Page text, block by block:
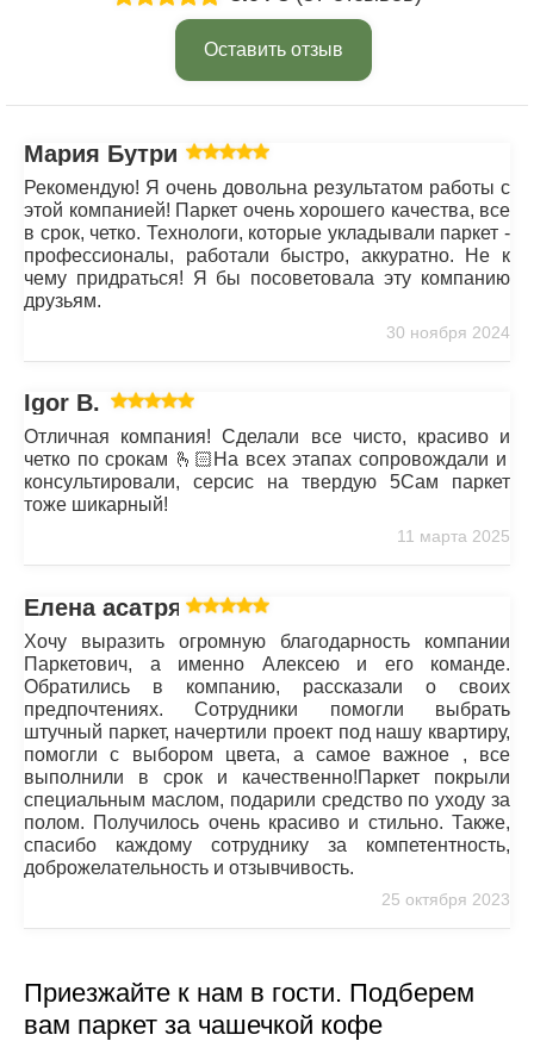
Оставить отзыв
Мария Бутрим
Рекомендую! Я очень довольна результатом работы с
этой компанией! Паркет очень хорошего качества, все
в срок, четко. Технологи, которые укладывали паркет -
профессионалы, работали быстро, аккуратно. Не к
чему придраться! Я бы посоветовала эту компанию
друзьям.
30 ноября 2024
Igor B.
Отличная компания! Сделали все чисто, красиво и
четко по срокам 🫰🏻На всех этапах сопровождали и
консультировали, серсис на твердую 5Сам паркет
тоже шикарный!
11 марта 2025
Елена асатрян
Хочу выразить огромную благодарность компании
Паркетович, а именно Алексею и его команде.
Обратились в компанию, рассказали о своих
предпочтениях. Сотрудники помогли выбрать
штучный паркет, начертили проект под нашу квартиру,
помогли с выбором цвета, а самое важное , все
выполнили в срок и качественно!Паркет покрыли
специальным маслом, подарили средство по уходу за
полом. Получилось очень красиво и стильно. Также,
спасибо каждому сотруднику за компетентность,
доброжелательность и отзывчивость.
25 октября 2023
Приезжайте к нам в гости. Подберем
вам паркет за чашечкой кофе